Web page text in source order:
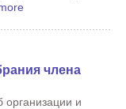
члена
и